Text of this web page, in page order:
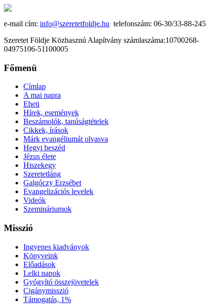
e-mail cím: info@szeretetfoldje.hu telefonszám: 06-30/33-88-245
Szeretet Földje Közhasznú Alapítvány számlaszáma:10700268-
04975106-51100005
Főmenü
Címlap
A mai napra
Eheti
Hírek, események
Beszámolók, tanúságtételek
Cikkek, írások
Márk evangéliumát olvasva
Hegyi beszéd
Jézus élete
Hiszekegy
Szeretetláng
Galgóczy Erzsébet
Evangelizációs levelek
Videók
Szemináriumok
Misszió
Ingyenes kiadványok
Könyveink
Előadások
Lelki napok
Gyógyító összejövetelek
Cigánymisszió
Támogatás, 1%